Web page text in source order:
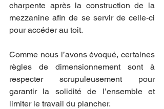
charpente après la construction de la
mezzanine afin de se servir de celle-ci
pour accéder au toit.
Comme nous l’avons évoqué, certaines
règles de dimensionnement sont à
respecter scrupuleusement pour
garantir la solidité de l’ensemble et
limiter le travail du plancher.